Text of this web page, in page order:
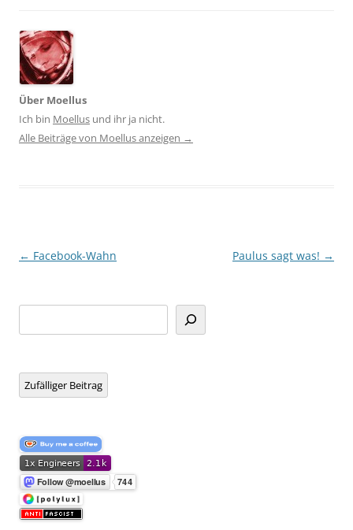
Über Moellus
Ich bin Moellus und ihr ja nicht.
Alle Beiträge von Moellus anzeigen →
Beitragsnavigation
← Facebook-Wahn Paulus sagt was! →
Zufälliger Beitrag